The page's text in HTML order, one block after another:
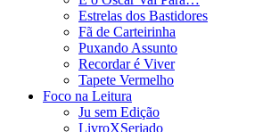
Estrelas dos Bastidores
Fã de Carteirinha
Puxando Assunto
Recordar é Viver
Tapete Vermelho
Foco na Leitura
Ju sem Edição
LivroXSeriado